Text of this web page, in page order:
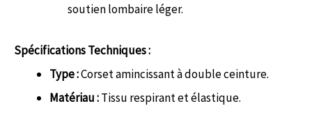
soutien lombaire léger.
Spécifications Techniques :
Type :Corset amincissant à double ceinture.
Matériau :Tissu respirant et élastique.